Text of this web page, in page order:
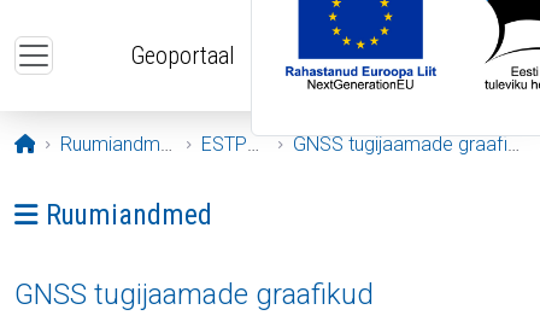
Geoportaal
Avaleht
Ruumiandmed ESTPOS GNSS tugijaamade graafikud
Ava menüü: Ruumiandmed
Ruumiandmed
GNSS tugijaamade graafikud